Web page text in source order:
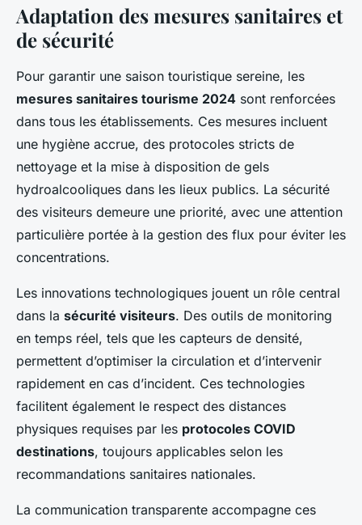
Adaptation des mesures sanitaires et
de sécurité
Pour garantir une saison touristique sereine, les
mesures sanitaires tourisme 2024 sont renforcées
dans tous les établissements. Ces mesures incluent
une hygiène accrue, des protocoles stricts de
nettoyage et la mise à disposition de gels
hydroalcooliques dans les lieux publics. La sécurité
des visiteurs demeure une priorité, avec une attention
particulière portée à la gestion des flux pour éviter les
concentrations.
Les innovations technologiques jouent un rôle central
dans la sécurité visiteurs. Des outils de monitoring
en temps réel, tels que les capteurs de densité,
permettent d’optimiser la circulation et d’intervenir
rapidement en cas d’incident. Ces technologies
facilitent également le respect des distances
physiques requises par les protocoles COVID
destinations, toujours applicables selon les
recommandations sanitaires nationales.
La communication transparente accompagne ces